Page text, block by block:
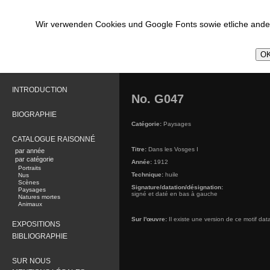
Wir verwenden Cookies und Google Fonts sowie etliche
INTRODUCTION
BIOGRAPHIE
CATALOGUE RAISONNÉ
par année
par catégorie
Portraits
Nus
Scènes
Paysages
Natures mortes
Animaux
EXPOSITIONS
BIBLIOGRAPHIE
SUR NOUS
No. G047
Catégorie: Paysages
Titre: Dans les Vosges I
Année: 1912
Technique: huile
Signature/datation/désignation:
signé et daté en bas à gauche
Sur l'œuvre: Il existe une version de ce motif